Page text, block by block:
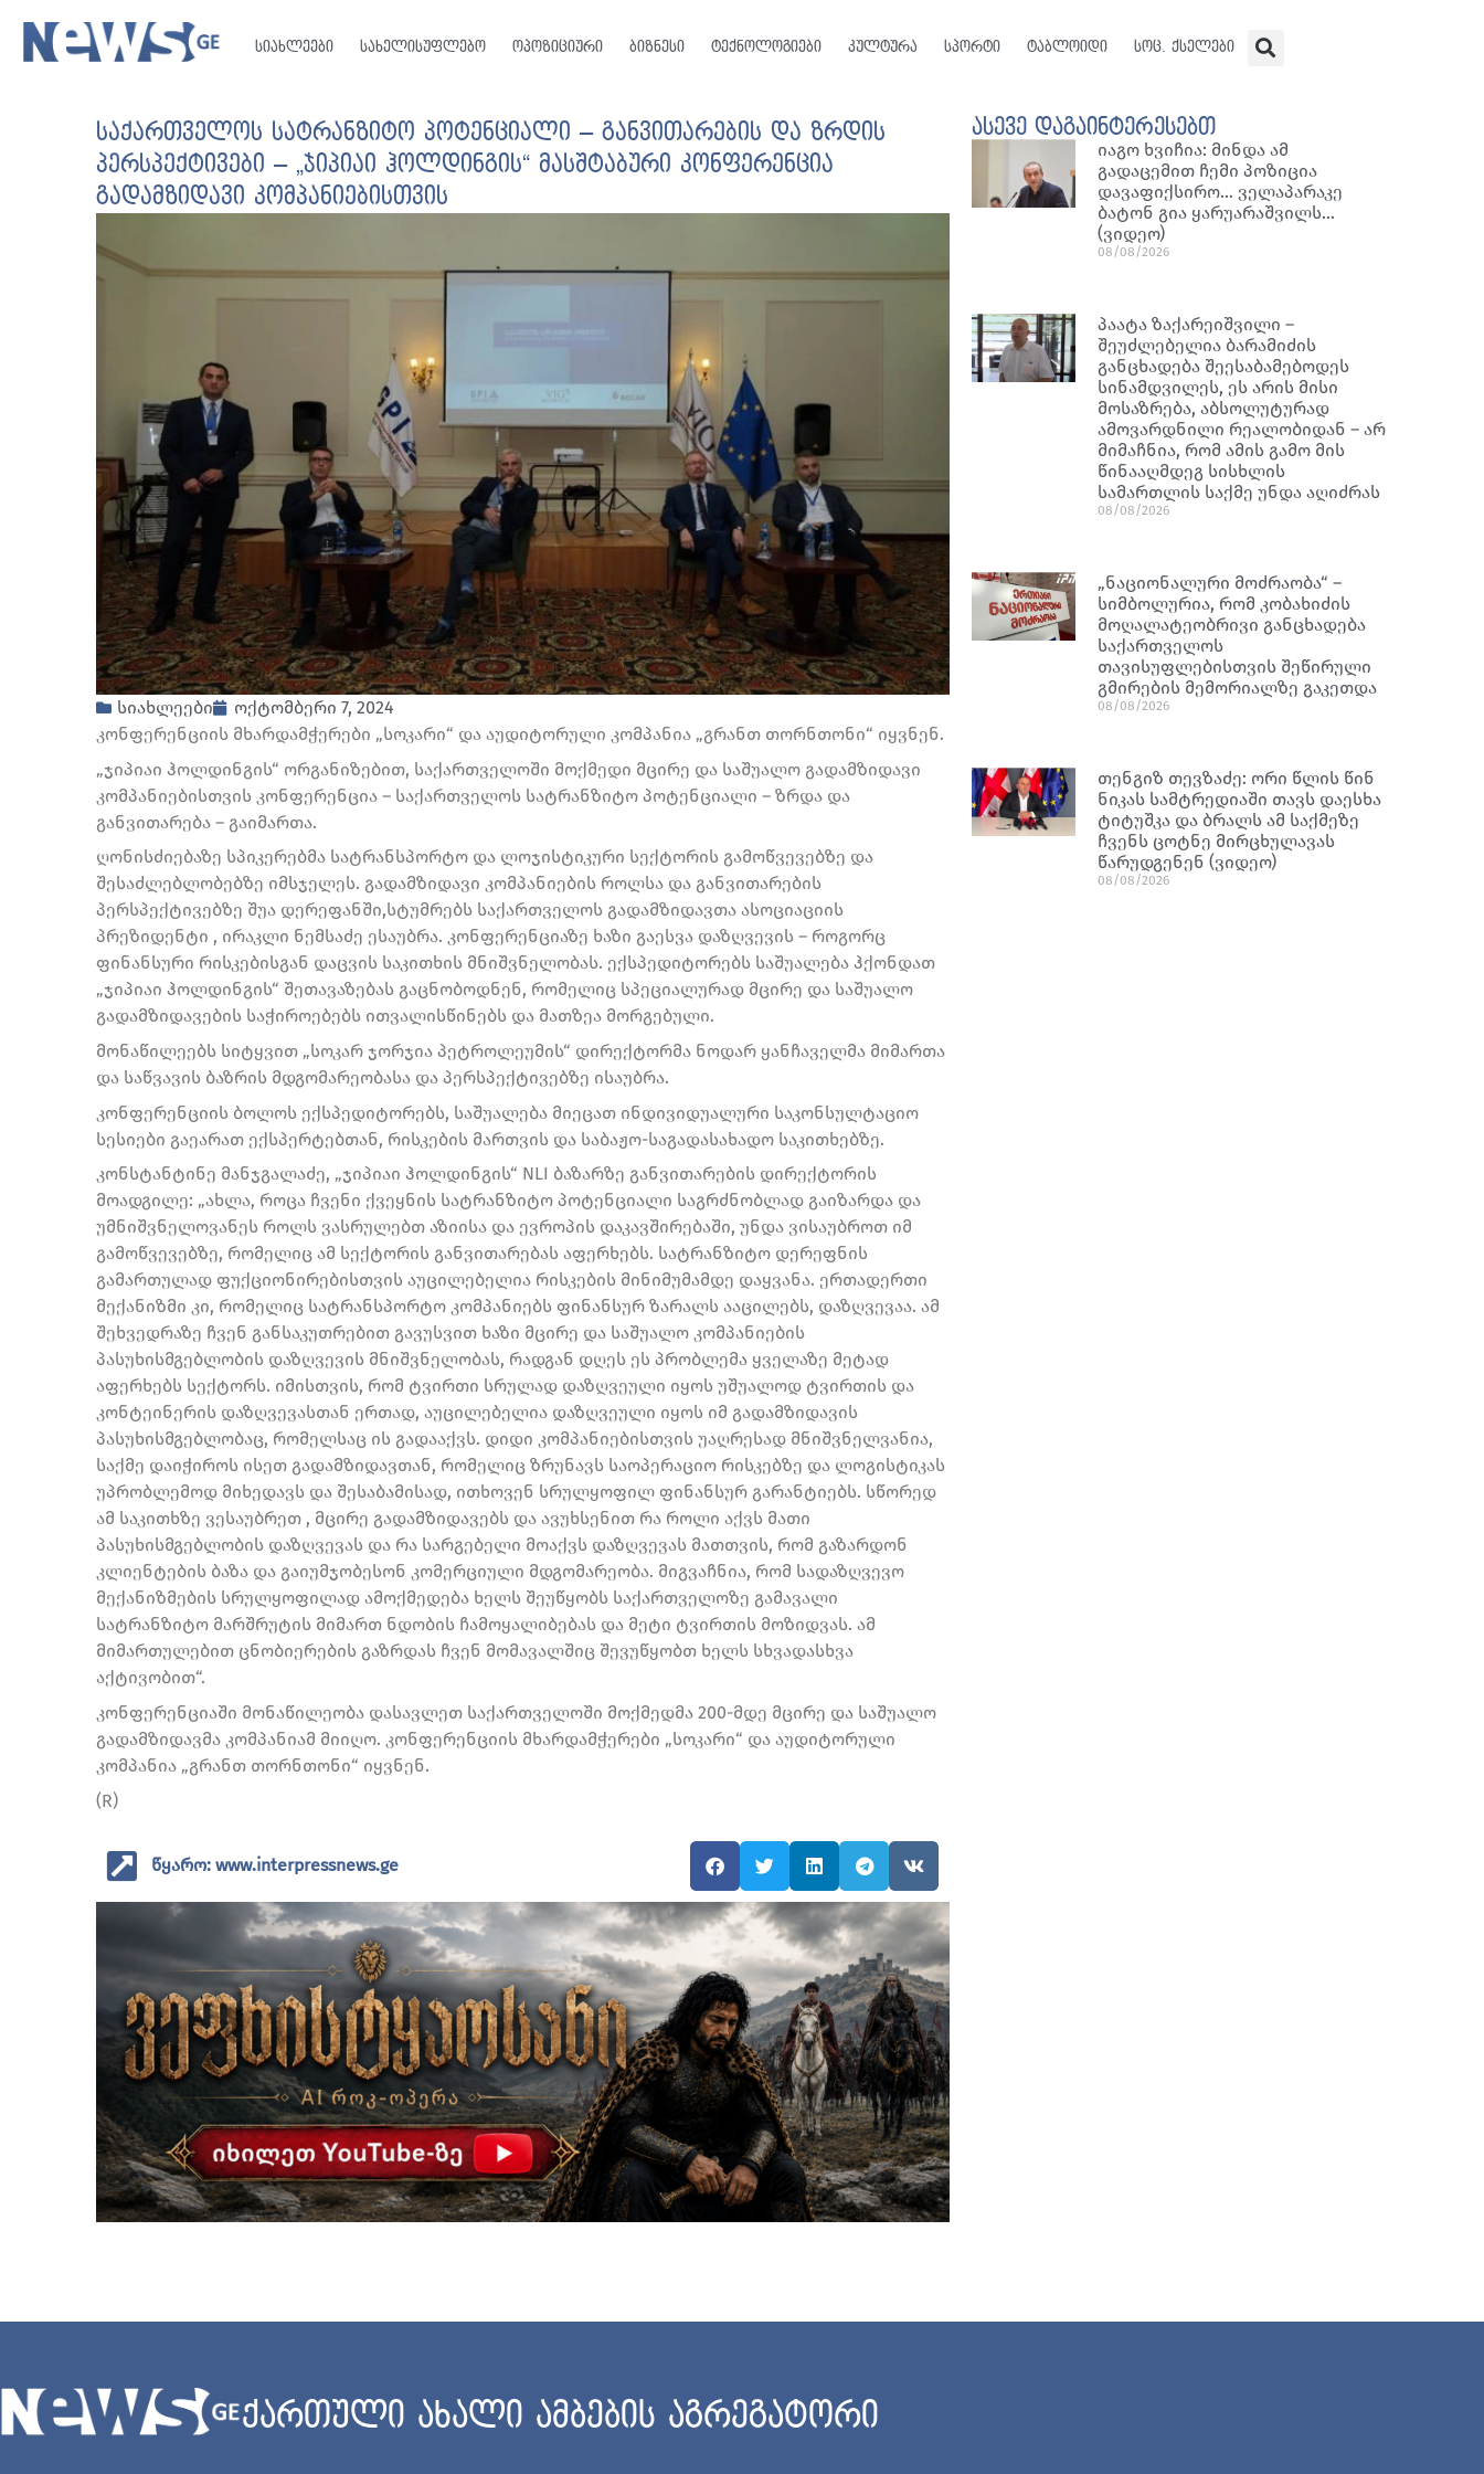
სიახლეები სახელისუფლებო ოპოზიციური ბიზნესი ტექნოლოგიები კულტურა სპორტი ტაბლოიდი სოც. ქსელები
საქართველოს სატრანზიტო პოტენციალი – განვითარების და ზრდის
პერსპექტივები – „ჯიპიაი ჰოლდინგის“ მასშტაბური კონფერენცია
გადამზიდავი კომპანიებისთვის
სიახლეები
ოქტომბერი 7, 2024
კონფერენციის მხარდამჭერები „სოკარი“ და აუდიტორული კომპანია „გრანთ თორნთონი“ იყვნენ.
„ჯიპიაი ჰოლდინგის“ ორგანიზებით, საქართველოში მოქმედი მცირე და საშუალო გადამზიდავი
კომპანიებისთვის კონფერენცია – საქართველოს სატრანზიტო პოტენციალი – ზრდა და
განვითარება – გაიმართა.
ღონისძიებაზე სპიკერებმა სატრანსპორტო და ლოჯისტიკური სექტორის გამოწვევებზე და
შესაძლებლობებზე იმსჯელეს. გადამზიდავი კომპანიების როლსა და განვითარების
პერსპექტივებზე შუა დერეფანში,სტუმრებს საქართველოს გადამზიდავთა ასოციაციის
პრეზიდენტი , ირაკლი ნემსაძე ესაუბრა. კონფერენციაზე ხაზი გაესვა დაზღვევის – როგორც
ფინანსური რისკებისგან დაცვის საკითხის მნიშვნელობას. ექსპედიტორებს საშუალება ჰქონდათ
„ჯიპიაი ჰოლდინგის“ შეთავაზებას გაცნობოდნენ, რომელიც სპეციალურად მცირე და საშუალო
გადამზიდავების საჭიროებებს ითვალისწინებს და მათზეა მორგებული.
მონაწილეებს სიტყვით „სოკარ ჯორჯია პეტროლეუმის“ დირექტორმა ნოდარ ყანჩაველმა მიმართა
და საწვავის ბაზრის მდგომარეობასა და პერსპექტივებზე ისაუბრა.
კონფერენციის ბოლოს ექსპედიტორებს, საშუალება მიეცათ ინდივიდუალური საკონსულტაციო
სესიები გაეარათ ექსპერტებთან, რისკების მართვის და საბაჟო-საგადასახადო საკითხებზე.
კონსტანტინე მანჯგალაძე, „ჯიპიაი ჰოლდინგის“ NLI ბაზარზე განვითარების დირექტორის
მოადგილე: „ახლა, როცა ჩვენი ქვეყნის სატრანზიტო პოტენციალი საგრძნობლად გაიზარდა და
უმნიშვნელოვანეს როლს ვასრულებთ აზიისა და ევროპის დაკავშირებაში, უნდა ვისაუბროთ იმ
გამოწვევებზე, რომელიც ამ სექტორის განვითარებას აფერხებს. სატრანზიტო დერეფნის
გამართულად ფუქციონირებისთვის აუცილებელია რისკების მინიმუმამდე დაყვანა. ერთადერთი
მექანიზმი კი, რომელიც სატრანსპორტო კომპანიებს ფინანსურ ზარალს ააცილებს, დაზღვევაა. ამ
შეხვედრაზე ჩვენ განსაკუთრებით გავუსვით ხაზი მცირე და საშუალო კომპანიების
პასუხისმგებლობის დაზღვევის მნიშვნელობას, რადგან დღეს ეს პრობლემა ყველაზე მეტად
აფერხებს სექტორს. იმისთვის, რომ ტვირთი სრულად დაზღვეული იყოს უშუალოდ ტვირთის და
კონტეინერის დაზღვევასთან ერთად, აუცილებელია დაზღვეული იყოს იმ გადამზიდავის
პასუხისმგებლობაც, რომელსაც ის გადააქვს. დიდი კომპანიებისთვის უაღრესად მნიშვნელვანია,
საქმე დაიჭიროს ისეთ გადამზიდავთან, რომელიც ზრუნავს საოპერაციო რისკებზე და ლოგისტიკას
უპრობლემოდ მიხედავს და შესაბამისად, ითხოვენ სრულყოფილ ფინანსურ გარანტიებს. სწორედ
ამ საკითხზე ვესაუბრეთ , მცირე გადამზიდავებს და ავუხსენით რა როლი აქვს მათი
პასუხისმგებლობის დაზღვევას და რა სარგებელი მოაქვს დაზღვევას მათთვის, რომ გაზარდონ
კლიენტების ბაზა და გაიუმჯობესონ კომერციული მდგომარეობა. მიგვაჩნია, რომ სადაზღვევო
მექანიზმების სრულყოფილად ამოქმედება ხელს შეუწყობს საქართველოზე გამავალი
სატრანზიტო მარშრუტის მიმართ ნდობის ჩამოყალიბებას და მეტი ტვირთის მოზიდვას. ამ
მიმართულებით ცნობიერების გაზრდას ჩვენ მომავალშიც შევუწყობთ ხელს სხვადასხვა
აქტივობით“.
კონფერენციაში მონაწილეობა დასავლეთ საქართველოში მოქმედმა 200-მდე მცირე და საშუალო
გადამზიდავმა კომპანიამ მიიღო. კონფერენციის მხარდამჭერები „სოკარი“ და აუდიტორული
კომპანია „გრანთ თორნთონი“ იყვნენ.
(R)
წყარო: www.interpressnews.ge
ასევე დაგაინტერესებთ
იაგო ხვიჩია: მინდა ამ
გადაცემით ჩემი პოზიცია
დავაფიქსირო… ველაპარაკე
ბატონ გია ყარუარაშვილს…
(ვიდეო)
08/08/2026
პაატა ზაქარეიშვილი –
შეუძლებელია ბარამიძის
განცხადება შეესაბამებოდეს
სინამდვილეს, ეს არის მისი
მოსაზრება, აბსოლუტურად
ამოვარდნილი რეალობიდან – არ
მიმაჩნია, რომ ამის გამო მის
წინააღმდეგ სისხლის
სამართლის საქმე უნდა აღიძრას
08/08/2026
„ნაციონალური მოძრაობა“ –
სიმბოლურია, რომ კობახიძის
მოღალატეობრივი განცხადება
საქართველოს
თავისუფლებისთვის შეწირული
გმირების მემორიალზე გაკეთდა
08/08/2026
თენგიზ თევზაძე: ორი წლის წინ
ნიკას სამტრედიაში თავს დაესხა
ტიტუშკა და ბრალს ამ საქმეზე
ჩვენს ცოტნე მირცხულავას
წარუდგენენ (ვიდეო)
08/08/2026
ქართული ახალი ამბების აგრეგატორი